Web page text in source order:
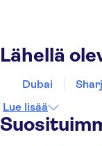
Lähellä
Dubai
Lue lisää